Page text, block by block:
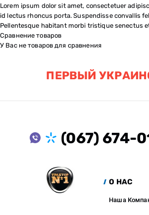
Lorem ipsum dolor sit amet, consectetuer
id lectus rhoncus porta. Suspendisse convallis
Pellentesque habitant morbi tristique senectus
Сравнение товаров
У Вас не товаров для сравнения
ПЕРВЫЙ
(067) 674-
О НАС
Наша